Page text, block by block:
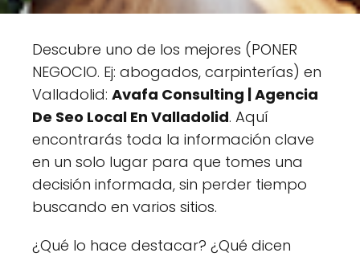
Descubre uno de los mejores (PONER
NEGOCIO. Ej: abogados, carpinterías) en
Valladolid: Avafa Consulting | Agencia
De Seo Local En Valladolid. Aquí
encontrarás toda la información clave
en un solo lugar para que tomes una
decisión informada, sin perder tiempo
buscando en varios sitios.
¿Qué lo hace destacar? ¿Qué dicen